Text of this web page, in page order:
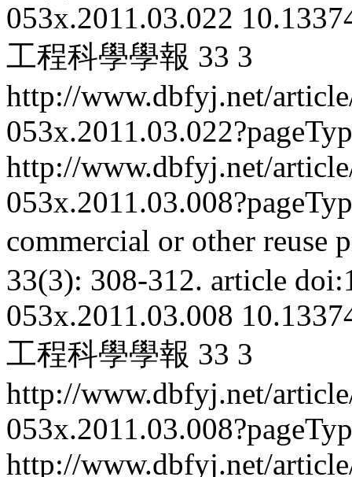
053x.2011.03.022
工程科學學報 33 3
http://www.dbfyj.net/
http://www.dbfyj.net/
commercial or other reuse
33(3): 308-312. article
053x.2011.03.008
工程科學學報 33 3
http://www.dbfyj.net/
http://www.dbfyj.net/